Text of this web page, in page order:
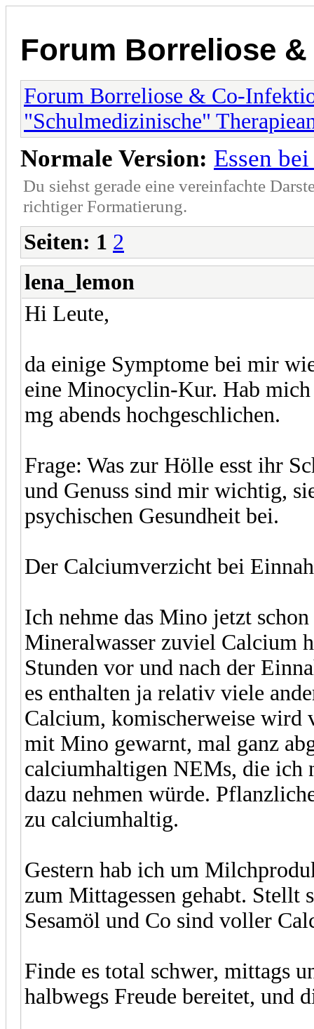
Forum Borreliose
Forum Borreliose & Co-
"Schulmedizinische"
Normale Version: Essen
Du siehst gerade eine vereinfachte
richtiger Formatierung.
Seiten: 1 2
lena_lemon
Hi Leute,
da einige Symptome bei mir
eine Minocyclin-Kur. Hab
mg abends hochgeschlichen.
Frage: Was zur Hölle esst ihr
und Genuss sind mir wichtig,
psychischen Gesundheit bei.
Der Calciumverzicht bei
Ich nehme das Mino jetzt
Mineralwasser zuviel Calcium
Stunden vor und nach der
es enthalten ja relativ viele
Calcium, komischerweise wird
mit Mino gewarnt, mal ganz
calciumhaltigen NEMs, die ich
dazu nehmen würde.
zu calciumhaltig.
Gestern hab ich um
zum Mittagessen gehabt. Stellt
Sesamöl und Co sind voller
Finde es total schwer, mittags
halbwegs Freude bereitet, und